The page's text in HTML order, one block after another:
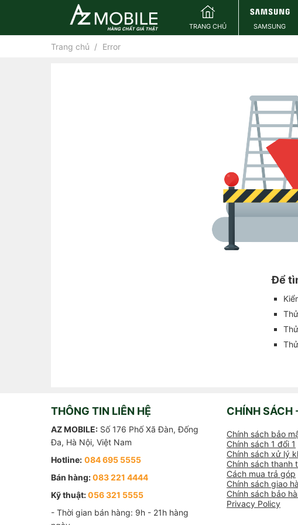
TRANG CHỦ SAMSUNG
Trang chủ Error
Để
THÔNG TIN LIÊN HỆ
AZ MOBILE: Số 176 Phố Xã Đàn, Đống
Đa, Hà Nội, Việt Nam
Hotline: 084 695 5555
Bán hàng:083 221 4444
Kỹ thuật:056 321 5555
- Thời gian bán hàng: 9h - 21h hàng
CHÍNH SÁCH
Chính sách bảo
Chính sách 1 đổi 1
Chính sách xử lý
Chính sách thanh
Cách mua trả góp
Chính sách giao
Chính sách bảo
Privacy Policy